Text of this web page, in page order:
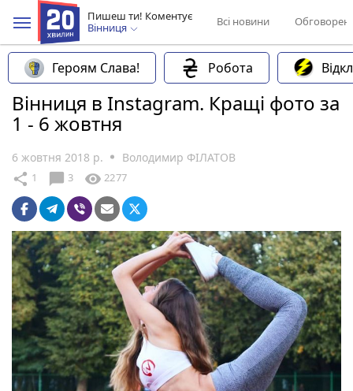
Пишеш ти! Коментує
Вінниця
Всі новини
Героям Слава! Робота
Вінниця в Instagram. Кращі фото за
1 - 6 жовтня
6 жовтня 2018 р. Володимир ФІЛАТОВ
share 1 chat_bubble 3 visibility 2277